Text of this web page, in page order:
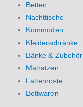
Betten
Nachttische
Kommoden
Kleiderschränke
Bänke & Zubehör
Matratzen
Lattenroste
Bettwaren